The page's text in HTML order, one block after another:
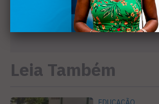
Leia Também